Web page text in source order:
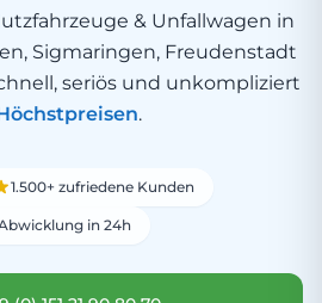
& Unfallwagen in
Sigmaringen, Freudenstadt
seriös und unkompliziert
.
1.500+ zufriedene Kunden
in 24h